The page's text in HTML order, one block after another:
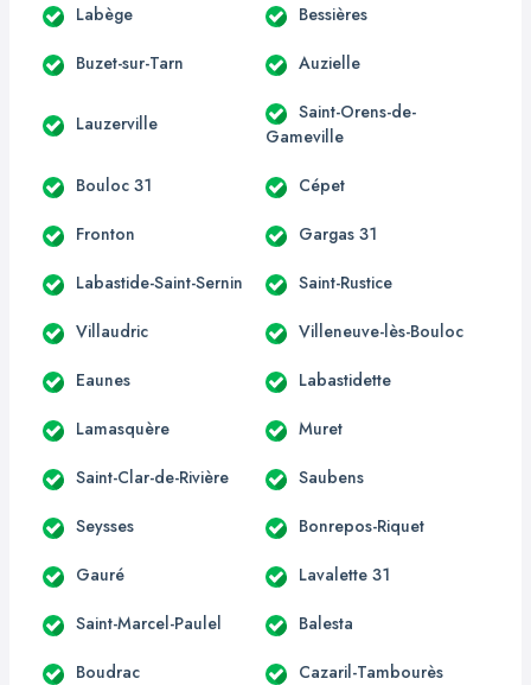
Labège Bessières
Buzet-sur-Tarn Auzielle
Lauzerville
Saint-Orens-de-
Gameville
Bouloc 31 Cépet
Fronton Gargas 31
Labastide-Saint-Sernin Saint-Rustice
Villaudric Villeneuve-lès-Bouloc
Eaunes Labastidette
Lamasquère Muret
Saint-Clar-de-Rivière Saubens
Seysses Bonrepos-Riquet
Gauré Lavalette 31
Saint-Marcel-Paulel Balesta
Boudrac Cazaril-Tambourès